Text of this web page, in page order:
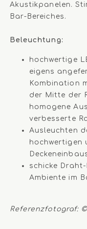
Akustikpanelen.
Bar-Bereiches.
Beleuchtung:
hochwertige
eigens
Kombination
der Mitte der
homogene
verbesserte
Ausleuchten
hochwertigen
schicke
Ambiente im
Referenzfotograf: